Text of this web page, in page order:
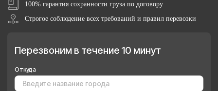
100% гарантия сохранности груза по договору
Строгое соблюдение всех требований и правил перевозки
Перезвоним в течение 10 минут
Откуда